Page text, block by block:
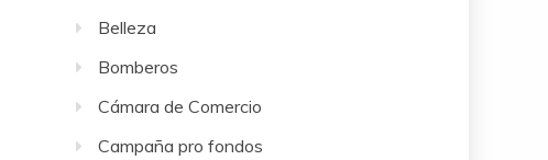
Belleza
Bomberos
Cámara de Comercio
Campaña pro fondos